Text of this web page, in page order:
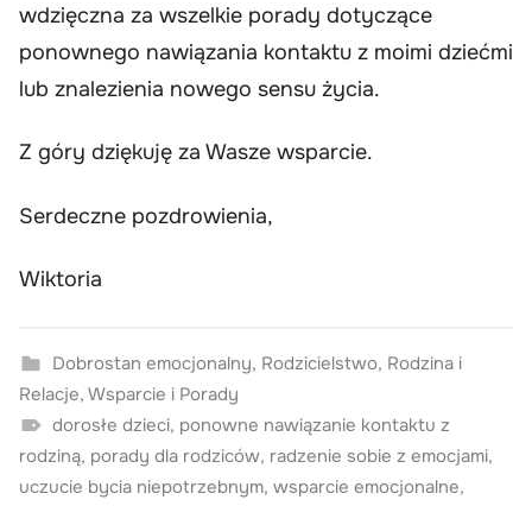
wdzięczna za wszelkie porady dotyczące
ponownego nawiązania kontaktu z moimi dziećmi
lub znalezienia nowego sensu życia.
Z góry dziękuję za Wasze wsparcie.
Serdeczne pozdrowienia,
Wiktoria
Dobrostan emocjonalny, Rodzicielstwo, Rodzina i
Relacje, Wsparcie i Porady
dorosłe dzieci, ponowne nawiązanie kontaktu z
rodziną, porady dla rodziców, radzenie sobie z emocjami,
uczucie bycia niepotrzebnym, wsparcie emocjonalne,